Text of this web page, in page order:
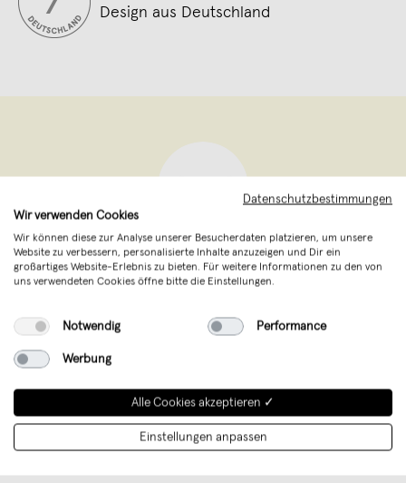
Design aus Deutschland
Piecely, Hannover
verkauft seit Juni 2021
Exklusive Puzzles für Erwachsene aus
Plastikfrei verpackt.
Datenschutzbestimmungen
Wir verwenden Cookies
Wir können diese zur Analyse unserer Besucherdaten platzieren, um unsere
Website zu verbessern, personalisierte Inhalte anzuzeigen und Dir ein
großartiges Website-Erlebnis zu bieten. Für weitere Informationen zu den von
uns verwendeten Cookies öffne bitte die Einstellungen.
Notwendig Performance
Werbung
Alle Cookies akzeptieren ✓
Einstellungen anpassen